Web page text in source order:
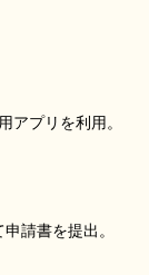
アプリを利用。
請書を提出。